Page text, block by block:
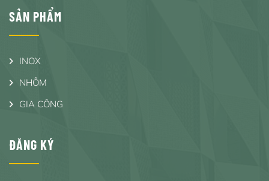
SẢN PHẨM
INOX
NHÔM
GIA CÔNG
ĐĂNG KÝ